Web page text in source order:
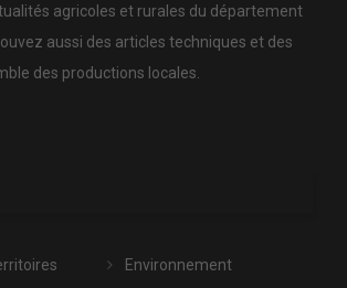
agricoles et rurales du département
aussi des articles techniques et des
des productions locales.
Environnement